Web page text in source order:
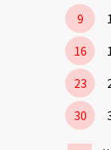
9
16
23
30